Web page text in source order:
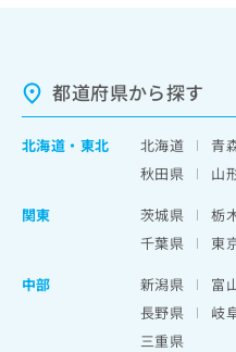
都道府県から探す
北海道 ・ 東北 北海道 青
秋田県
山
関東
茨城県 栃
千葉県
東
中部
新潟県 富
長野県
岐
三重県